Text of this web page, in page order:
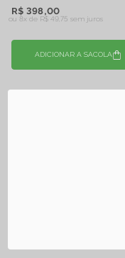
R$ 398,00
ou 8x de R$ 49,75 sem juros
ADICIONAR A SACOLA